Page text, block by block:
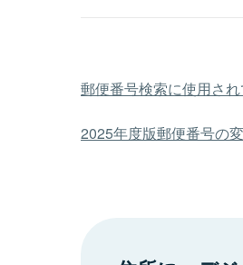
郵便番号検索に使用さ
2025年度版郵便番号の